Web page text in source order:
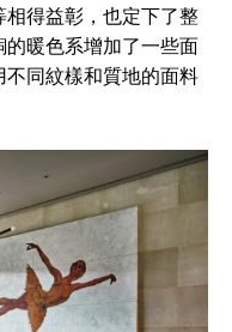
得益彰，也定下了整
暖色系增加了一些面
同紋樣和質地的面料